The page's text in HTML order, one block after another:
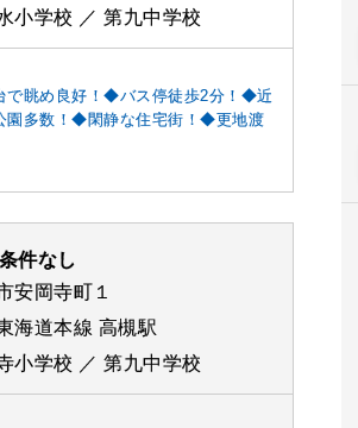
小学校 ／ 第九中学校
眺め良好！◆バス停徒歩2分！◆近
園多数！◆閑静な住宅街！◆更地渡
件なし
安岡寺町１
海道本線 高槻駅
小学校 ／ 第九中学校